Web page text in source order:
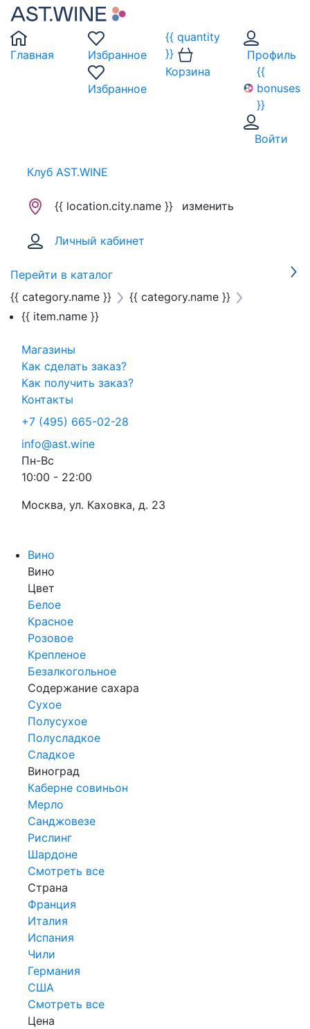
Главная Избранное
Избранное
{{ quantity
}}
Корзина
Профиль
{{
bonuses
}}
Войти
Клуб AST.WINE
{{ location.city.name }} изменить
Личный кабинет
Перейти в каталог
{{ category.name }}
{{ category.name }}
{{ item.name }}
Магазины
Как сделать заказ?
Как получить заказ?
Контакты
+7 (495) 665-02-28
info@ast.wine
Пн-Вс
10:00 - 22:00
Москва, ул. Каховка, д. 23
Вино
Вино
Цвет
Белое
Красное
Розовое
Крепленое
Безалкогольное
Содержание сахара
Сухое
Полусухое
Полусладкое
Сладкое
Виноград
Каберне совиньон
Мерло
Санджовезе
Рислинг
Шардоне
Смотреть все
Страна
Франция
Италия
Испания
Чили
Германия
США
Смотреть все
Цена